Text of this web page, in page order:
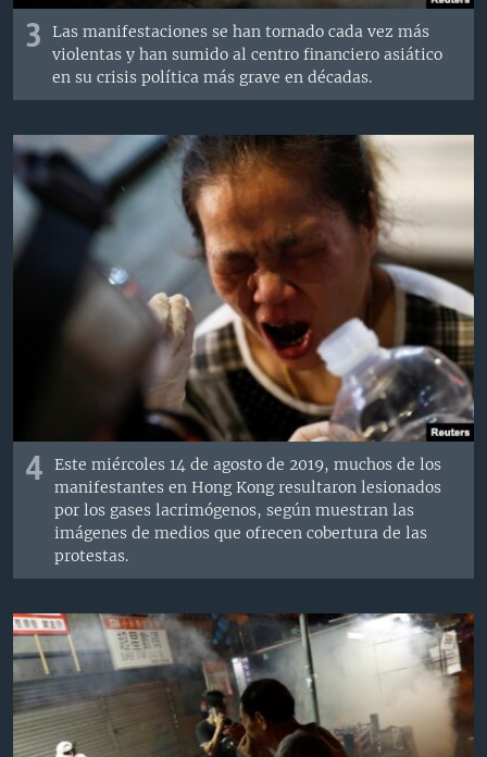
3
Las manifestaciones se han tornado cada vez más
violentas y han sumido al centro financiero asiático
en su crisis política más grave en décadas.
4
Este miércoles 14 de agosto de 2019, muchos de los
manifestantes en Hong Kong resultaron lesionados
por los gases lacrimógenos, según muestran las
imágenes de medios que ofrecen cobertura de las
protestas.